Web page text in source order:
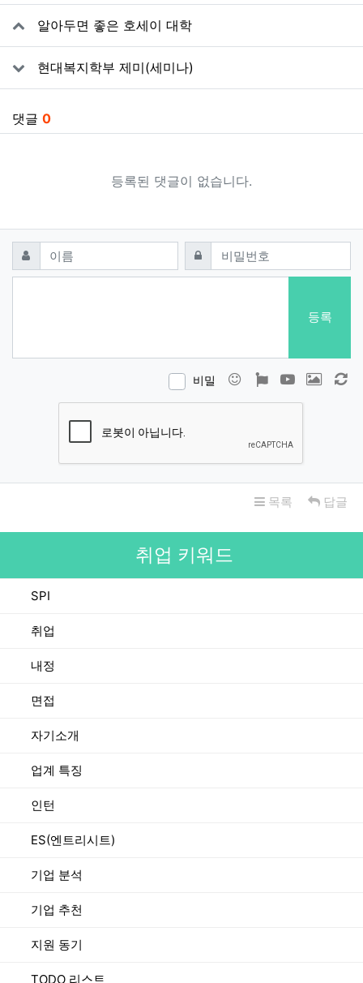
관련자료
알아두면 좋은 호세이 대학
현대복지학부 제미(세미나)
댓글 0
등록된 댓글이 없습니다.
댓글쓰기
이름 필수 비밀번호필수
등록
비밀 이모티콘폰트어썸
동영상 이미지
목록 답글
취업 키워드
SPI
취업
내정
면접
자기소개
업계 특징
인턴
ES(엔트리시트)
기업 분석
기업 추천
지원 동기
TODO 리스트